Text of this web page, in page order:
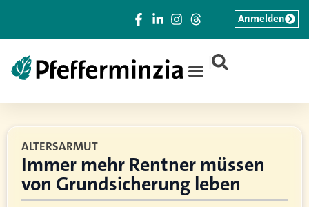
|
Anmelden
ALTERSARMUT
Immer mehr Rentner müssen
von Grundsicherung leben